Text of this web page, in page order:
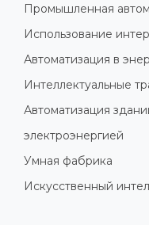
Промышленная
Использование
Автоматизация в
Интеллектуальные
Автоматизация
электроэнергией
Умная фабрика
Искусственный